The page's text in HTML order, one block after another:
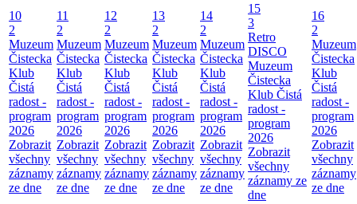
10
2
Muzeum
Čistecka
Klub
Čistá
radost -
program
2026
Zobrazit
všechny
záznamy
ze dne
11
2
Muzeum
Čistecka
Klub
Čistá
radost -
program
2026
Zobrazit
všechny
záznamy
ze dne
12
2
Muzeum
Čistecka
Klub
Čistá
radost -
program
2026
Zobrazit
všechny
záznamy
ze dne
13
2
Muzeum
Čistecka
Klub
Čistá
radost -
program
2026
Zobrazit
všechny
záznamy
ze dne
14
2
Muzeum
Čistecka
Klub
Čistá
radost -
program
2026
Zobrazit
všechny
záznamy
ze dne
15
3
Retro
DISCO
Muzeum
Čistecka
Klub Čistá
radost -
program
2026
Zobrazit
všechny
záznamy ze
dne
16
2
Muzeum
Čistecka
Klub
Čistá
radost -
program
2026
Zobrazit
všechny
záznamy
ze dne